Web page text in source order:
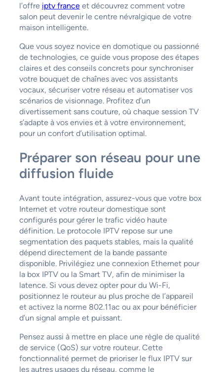
l’offre iptv franceet découvrez comment votre
salon peut devenir le centre névralgique de votre
maison intelligente.
Que vous soyez novice en domotique ou passionné
de technologies, ce guide vous propose des étapes
claires et des conseils concrets pour synchroniser
votre bouquet de chaînes avec vos assistants
vocaux, sécuriser votre réseau et automatiser vos
scénarios de visionnage. Profitez d’un
divertissement sans couture, où chaque session TV
s’adapte à vos envies et à votre environnement,
pour un confort d’utilisation optimal.
Préparer son réseau pour une
diffusion fluide
Avant toute intégration, assurez-vous que votre box
Internet et votre routeur domestique sont
configurés pour gérer le trafic vidéo haute
définition. Le protocole IPTV repose sur une
segmentation des paquets stables, mais la qualité
dépend directement de la bande passante
disponible. Privilégiez une connexion Ethernet pour
la box IPTV ou la Smart TV, afin de minimiser la
latence. Si vous devez opter pour du Wi-Fi,
positionnez le routeur au plus proche de l’appareil
et activez la norme 802.11ac ou ax pour bénéficier
d’un signal ample et puissant.
Pensez aussi à mettre en place une règle de qualité
de service (QoS) sur votre routeur. Cette
fonctionnalité permet de prioriser le flux IPTV sur
les autres usages du réseau, comme le